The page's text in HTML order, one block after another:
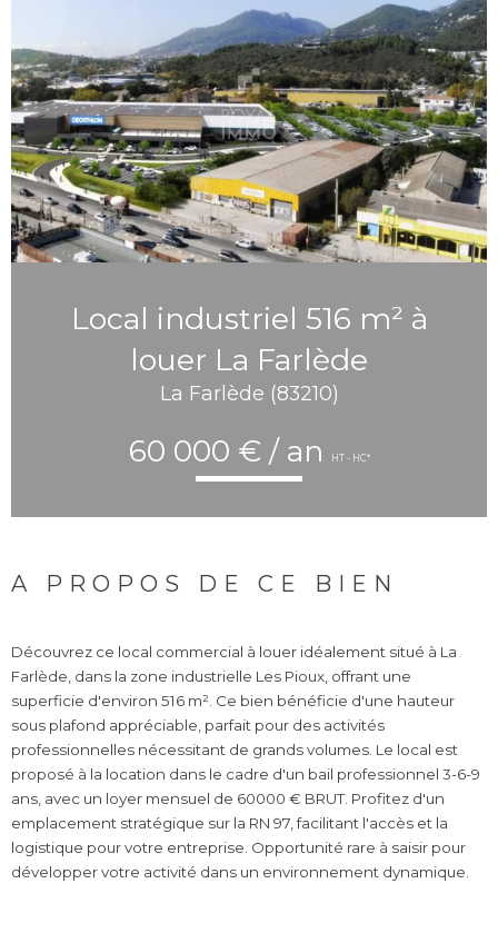
Local industriel 516 m² à
louer La Farlède
La Farlède (83210)
60 000 € / an HT - HC*
A PROPOS DE CE BIEN
Découvrez ce local commercial à louer idéalement situé à La
Farlède, dans la zone industrielle Les Pioux, offrant une
superficie d'environ 516 m². Ce bien bénéficie d'une hauteur
sous plafond appréciable, parfait pour des activités
professionnelles nécessitant de grands volumes. Le local est
proposé à la location dans le cadre d'un bail professionnel 3-6-9
ans, avec un loyer mensuel de 60000 € BRUT. Profitez d'un
emplacement stratégique sur la RN 97, facilitant l'accès et la
logistique pour votre entreprise. Opportunité rare à saisir pour
développer votre activité dans un environnement dynamique.